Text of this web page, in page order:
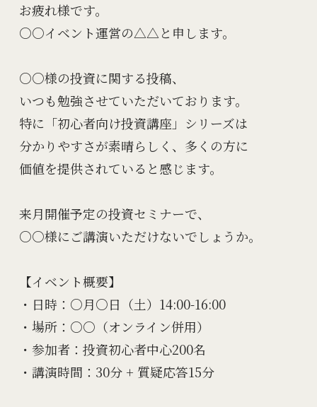
お疲れ様です。
○○イベント運営の△△と申します。
○○様の投資に関する投稿、
いつも勉強させていただいております。
特に「初心者向け投資講座」シリーズは
分かりやすさが素晴らしく、多くの方に
価値を提供されていると感じます。
来月開催予定の投資セミナーで、
○○様にご講演いただけないでしょうか。
【イベント概要】
・日時：○月○日（土）14:00-16:00
・場所：○○（オンライン併用）
・参加者：投資初心者中心200名
・講演時間：30分 + 質疑応答15分